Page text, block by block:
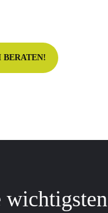
BERATEN!
wichtigsten